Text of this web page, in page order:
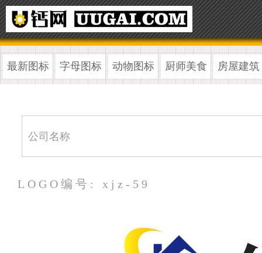
最新图标 字母图标 动物图标 厨师美食 房屋建筑
LOGO编号: xjz-59